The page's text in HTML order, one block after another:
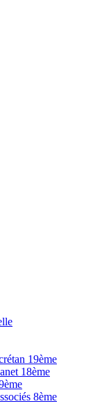
19ème
18ème
8ème